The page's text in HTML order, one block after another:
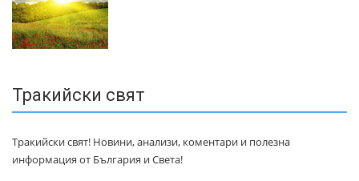
Тракийски свят
Тракийски свят! Новини, анализи, коментари и полезна
информация от България и Света!